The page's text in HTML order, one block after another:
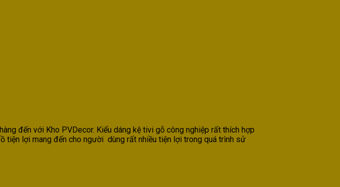
đến với Kho PVDecor. Kiểu dáng kệ tivi gỗ công nghiệp rất thích hợp
tiện lợi mang đến cho người dùng rất nhiều tiện lợi trong quá trình sử